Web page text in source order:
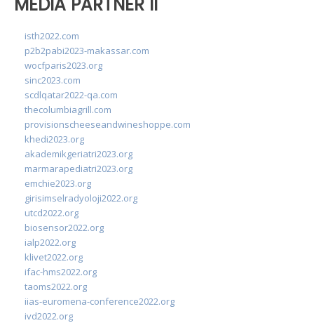
isth2022.com
p2b2pabi2023-makassar.com
wocfparis2023.org
sinc2023.com
scdlqatar2022-qa.com
thecolumbiagrill.com
provisionscheeseandwineshoppe.com
khedi2023.org
akademikgeriatri2023.org
marmarapediatri2023.org
emchie2023.org
girisimselradyoloji2022.org
utcd2022.org
biosensor2022.org
ialp2022.org
klivet2022.org
ifac-hms2022.org
taoms2022.org
iias-euromena-conference2022.org
ivd2022.org